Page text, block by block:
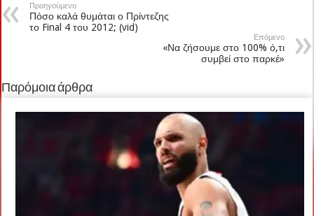
Προηγούμενο
Πόσο καλά θυμάται ο Πρίντεζης
το Final 4 του 2012; (vid)
Επόμενο
«Να ζήσουμε στο 100% ό,τι
συμβεί στο παρκέ»
Παρόμοια άρθρα